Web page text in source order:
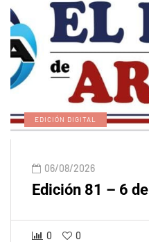
EDICIÓN DIGITAL
06/08/2026
Edición 81 – 6
0 0